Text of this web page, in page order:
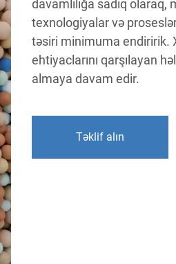
davamlılığa sadiq olaraq,
texnologiyalar və
təsiri minimuma endiririk.
ehtiyaclarını qarşılayan
almaya davam edir.
Təklif alın